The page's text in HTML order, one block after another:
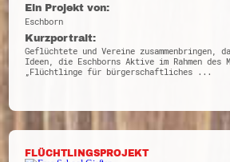
Ein Projekt von:
Eschborn
Kurzportrait:
Geflüchtete und Vereine zusammenbringen,
Ideen, die Eschborns Aktive im Rahmen des
„Flüchtlinge für bürgerschaftliches ...
FLÜCHTLINGSPROJEKT